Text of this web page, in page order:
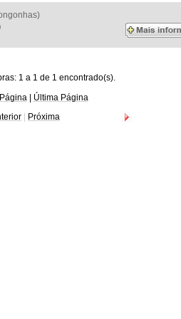
1 a 1 de 1 encontrado(s).
|
Última Página
Próxima